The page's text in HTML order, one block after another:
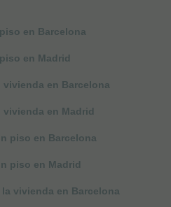
en Barcelona
en Madrid
en Barcelona
en Madrid
piso en Barcelona
piso en Madrid
la vivienda en Barcelona